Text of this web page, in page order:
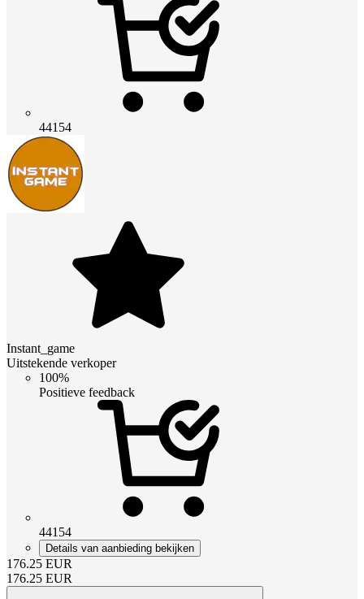
44154
Instant_game
Uitstekende verkoper
100%
Positieve feedback
44154
Details van aanbieding bekijken
176.25 EUR
176.25 EUR